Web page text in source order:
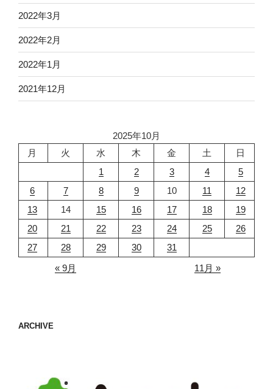
2022年3月
2022年2月
2022年1月
2021年12月
2025年10月
月
火 水 木 金 土
日
1
2 3 4
5
6
7 8 9 10 11
12
13
14 15 16 17 18
19
20
21 22 23 24 25
26
27
28 29 30
31
« 9月
11月 »
ARCHIVE